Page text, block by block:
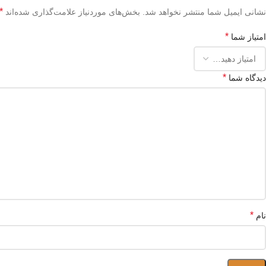
نشانی ایمیل شما منتشر نخواهد شد. بخش‌های موردنیاز علامت‌گذاری شده‌اند *
امتیاز شما *
دیدگاه شما *
نام *